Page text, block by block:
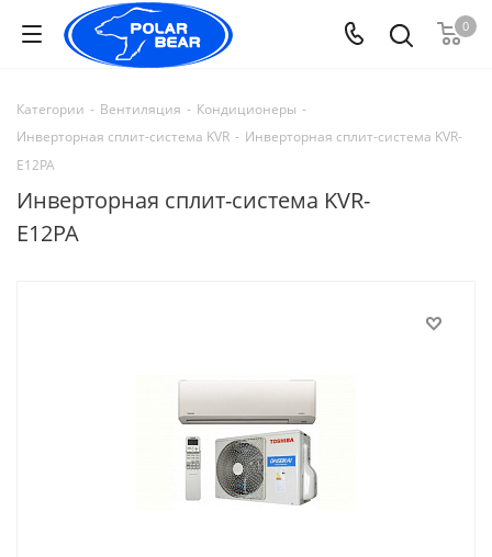
0
Категории - Вентиляция - Кондиционеры -
Инверторная сплит-система KVR - Инверторная сплит-система KVR-
E12PA
Инверторная сплит-система KVR-
E12PA